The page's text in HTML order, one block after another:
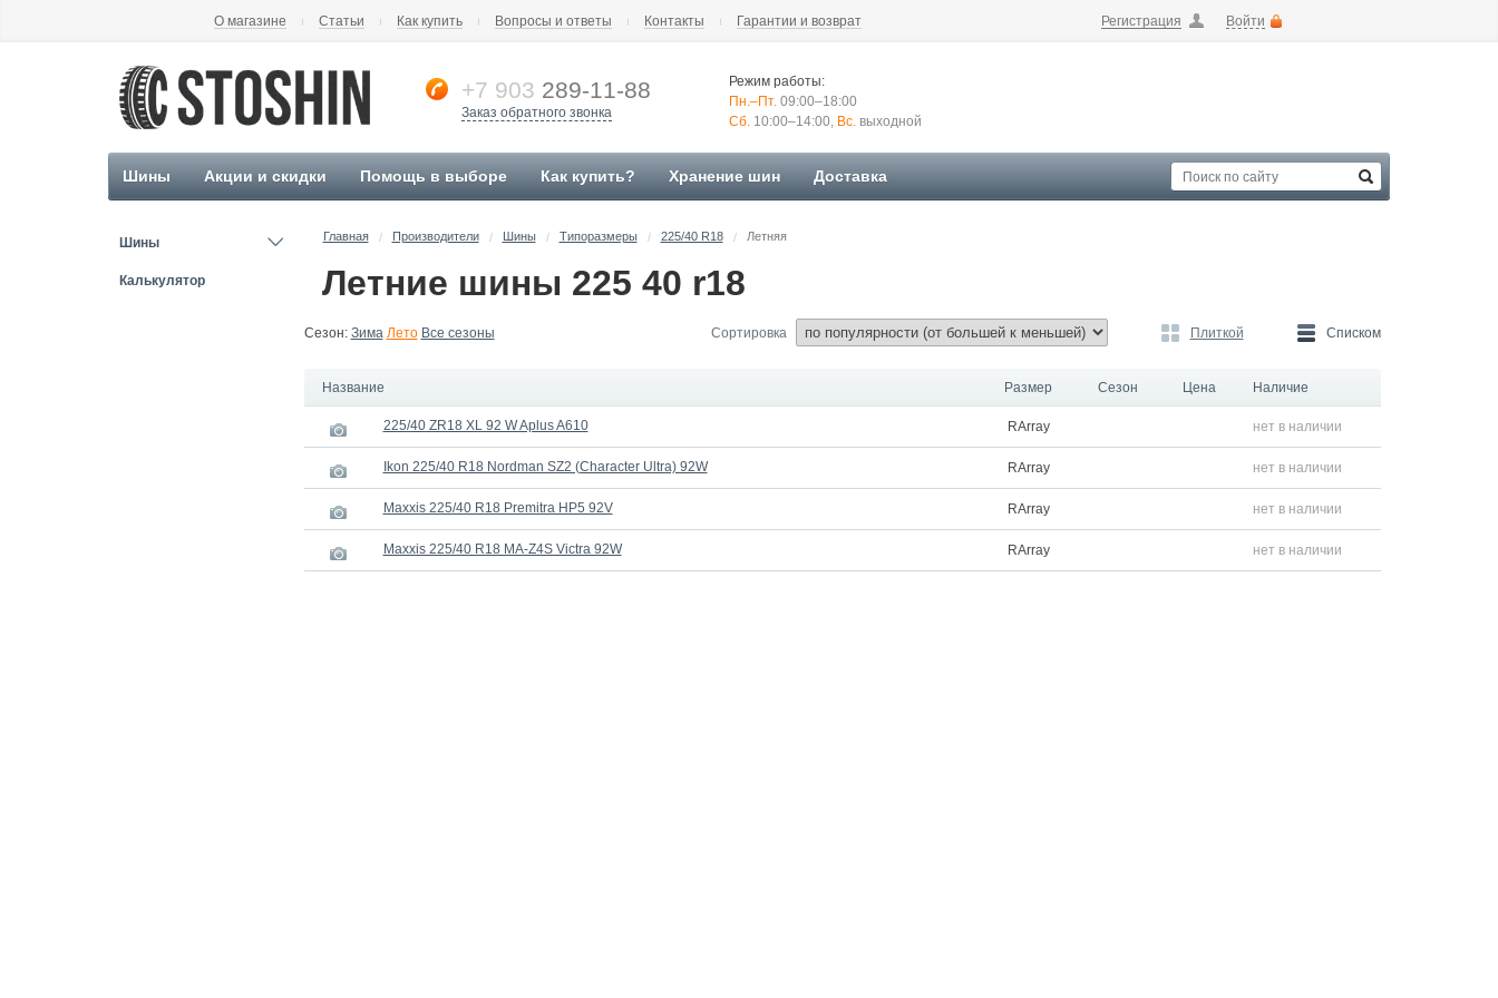
Регистрация Войти
О магазине Статьи Как купить Вопросы и ответы Контакты Гарантии и возврат
+7 903 289-11-88
Заказ обратного звонка
Режим работы:
Пн.–Пт. 09:00–18:00
Сб. 10:00–14:00, Вс. выходной
Шины Акции и скидки Помощь в выборе Как купить? Хранение шин Доставка
Шины
Калькулятор
Главная / Производители / Шины / Типоразмеры / 225/40 R18 / Летняя
Летние шины 225 40 r18
Сезон: Зима Лето Все сезоны Сортировка Плиткой Списком
Название Размер Сезон Цена Наличие
225/40 ZR18 XL 92 W Aplus A610 RArray нет в наличии
Ikon 225/40 R18 Nordman SZ2 (Character Ultra) 92W RArray нет в наличии
Maxxis 225/40 R18 Premitra HP5 92V RArray нет в наличии
Maxxis 225/40 R18 MA-Z4S Victra 92W RArray нет в наличии